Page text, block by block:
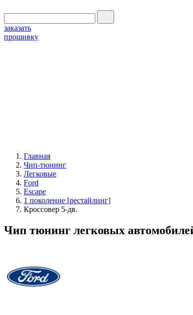
заказать
прошивку
Главная
Чип-тюнинг
Легковые
Ford
Escape
1 поколение [рестайлинг]
Кроссовер 5-дв.
Чип тюнинг легковых